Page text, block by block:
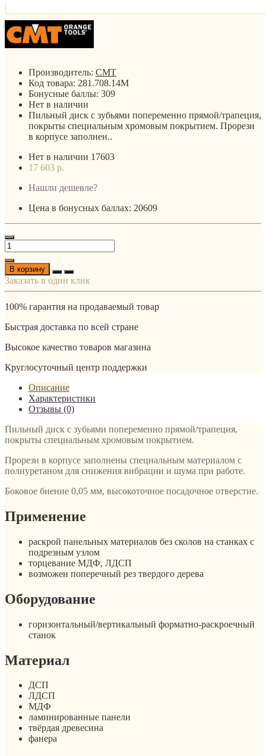
Производитель: CMT
Код товара: 281.708.14M
Бонусные баллы: 309
Нет в наличии
Пильный диск с зубьями попеременно прямой/трапеция,
покрыты специальным хромовым покрытием. Прорези
в корпусе заполнен..
Нет в наличии 17603
17 603 р.
Нашли дешевле?
Цена в бонусных баллах: 20609
В корзину
Заказать в один клик
100% гарантия на продаваемый товар
Быстрая доставка по всей стране
Высокое качество товаров магазина
Круглосуточный центр поддержки
Описание
Характеристики
Отзывы (0)
Пильный диск с зубьями попеременно прямой/трапеция,
покрыты специальным хромовым покрытием.
Прорези в корпусе заполнены специальным материалом с
полиуретаном для снижения вибрации и шума при работе.
Боковое биение 0,05 мм, высокоточное посадочное отверстие.
Применение
раскрой панельных материалов без сколов на станках с
подрезным узлом
торцевание МДФ, ЛДСП
возможен поперечный рез твердого дерева
Оборудование
горизонтальный/вертикальный форматно-раскроечный
станок
Материал
ДСП
ЛДСП
МДФ
ламинированные панели
твёрдая древесина
фанера